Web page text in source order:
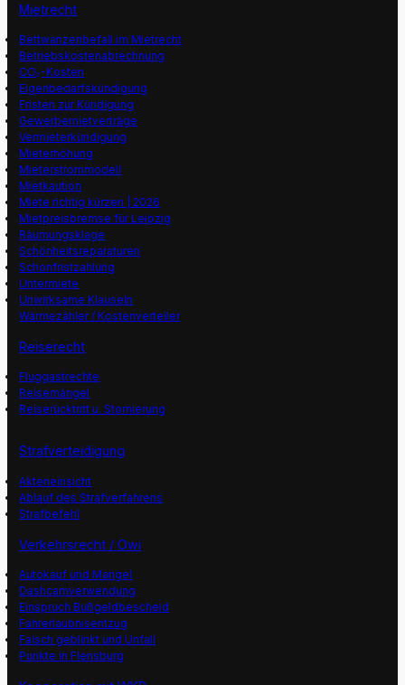
Mietrecht
Bettwanzenbefall im Mietrecht
Betriebskostenabrechnung
CO₂-Kosten
Eigenbedarfskündigung
Fristen zur Kündigung
Gewerbemietverträge
Vermieterkündigung
Mieterhöhung
Mieterstrommodell
Mietkaution
Miete richtig kürzen | 2026
Mietpreisbremse für Leipzig
Räumungsklage
Schönheitsreparaturen
Schonfristzahlung
Untermiete
Unwirksame Klauseln
Wärmezähler / Kostenverteiler
Reiserecht
Fluggastrechte
Reisemängel
Reiserücktritt u. Stornierung
Strafverteidigung
Akteneinsicht
Ablauf des Strafverfahrens
Strafbefehl
Verkehrsrecht / Owi
Autokauf und Mangel
Dashcamverwendung
Einspruch Bußgeldbescheid
Fahrerlaubnisentzug
Falsch geblinkt und Unfall
Punkte in Flensburg